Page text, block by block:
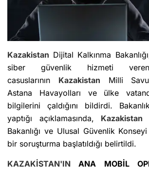
Kazakistan Dijital Kalkınma
siber güvenlik hizmeti
casuslarının Kazakistan Milli
Astana Havayolları ve ülke
bilgilerini çaldığını bildirdi.
yaptığı açıklamasında, Kazakistan
Bakanlığı ve Ulusal Güvenlik
bir soruşturma başlatıldığı belirtildi.
KAZAKİSTAN'IN ANA MOBİL